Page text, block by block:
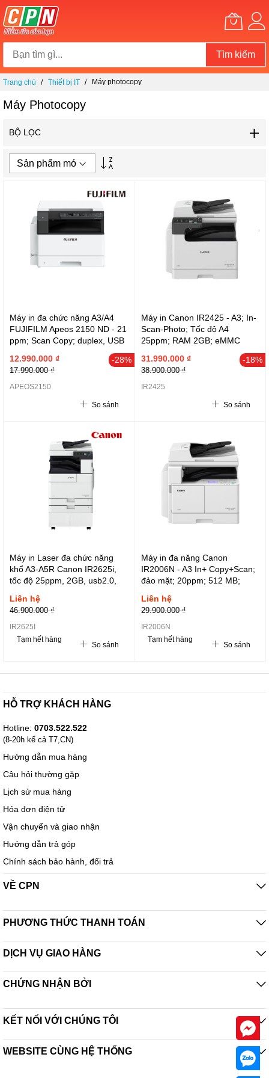
Tìm kiếm
Chuyển
nội
Trang chủ Thiết bị IT Máy photocopy
Máy Photocopy
BỘ LỌC
lập
hướng
Máy in đa chức năng A3/A4
FUJIFILM Apeos 2150 ND - 21
ppm; Scan Copy; duplex, USB
+ LAN; CT202384 9.000 trang
-28%
12.990.000 ₫
17.990.000 ₫
APEOS2150
So sánh
Máy in Canon IR2425 - A3; In-
Scan-Photo; Tốc độ A4
25ppm; RAM 2GB; eMMC
30GB; DADF AZ2; USB 2.0;
LAN 10/100; WiFi 802.11BGN;
NGP59
-18%
31.990.000 ₫
38.900.000 ₫
IR2425
So sánh
Máy in Laser đa chức năng
khổ A3-A5R Canon IR2625i,
tốc độ 25ppm, 2GB, usb2.0,
Liên hệ
46.900.000 ₫
IR2625I
Tạm hết hàng
So sánh
Máy in đa năng Canon
IR2006N - A3 In+ Copy+Scan;
đảo mặt; 20ppm; 512 MB;
NPG-59
Liên hệ
29.900.000 ₫
IR2006N
Tạm hết hàng
So sánh
HỖ TRỢ KHÁCH HÀNG
Hotline: 0703.522.522
(8-20h kể cả T7,CN)
Hướng dẫn mua hàng
Câu hỏi thường gặp
Lịch sử mua hàng
Hóa đơn điện tử
Vận chuyển và giao nhận
Hướng dẫn trả góp
Chính sách bảo hành, đổi trả
VỀ CPN
PHƯƠNG THỨC THANH TOÁN
DỊCH VỤ GIAO HÀNG
CHỨNG NHẬN BỞI
KẾT NỐI VỚI CHÚNG TÔI
WEBSITE CÙNG HỆ THỐNG